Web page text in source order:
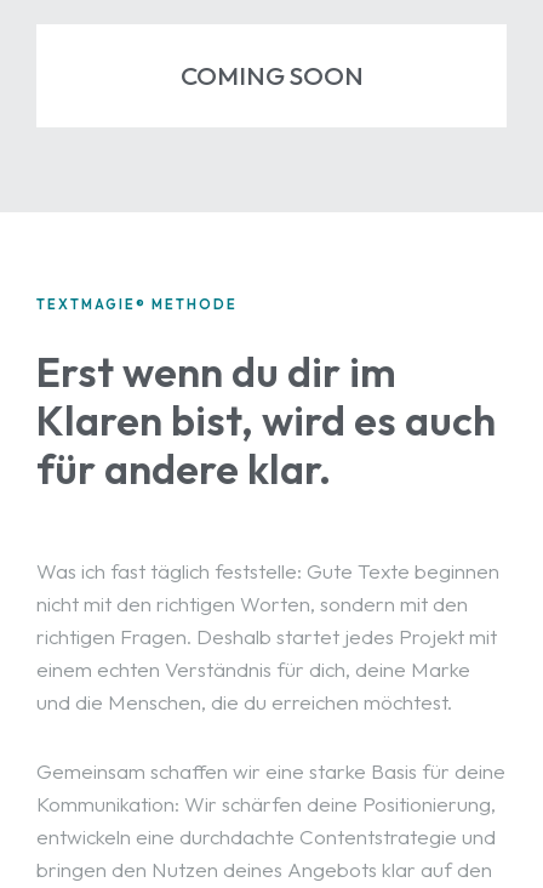
COMINGSOON
TEXTMAGIE® METHODE
Erst wenn du dir im
Klaren bist, wird es auch
für andere klar.
Was ich fast täglich feststelle: Gute Texte beginnen
nicht mit den richtigen Worten, sondern mit den
richtigen Fragen. Deshalb startet jedes Projekt mit
einem echten Verständnis für dich, deine Marke
und die Menschen, die du erreichen möchtest.
Gemeinsam schaffen wir eine starke Basis für deine
Kommunikation: Wir schärfen deine Positionierung,
entwickeln eine durchdachte Contentstrategie und
bringen den Nutzen deines Angebots klar auf den